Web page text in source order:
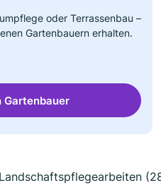
oder Terrassenbau –
Gartenbauern erhalten.
Gartenbauer
Landschaftspflegearbeiten